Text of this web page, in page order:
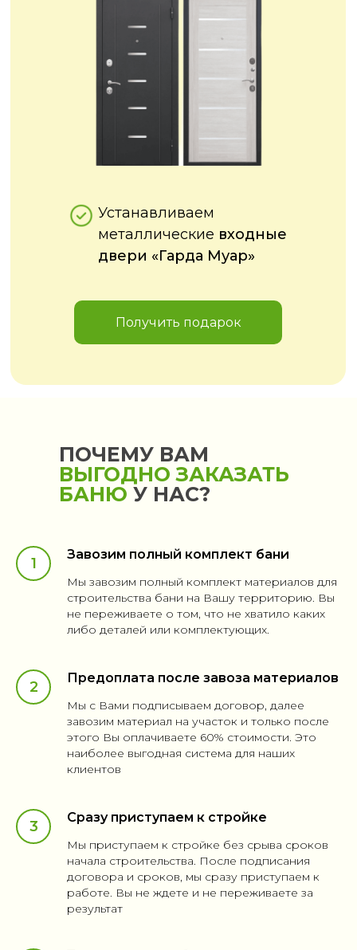
Устанавливаем
металлические входные
двери «Гарда Муар»
Получить подарок
ПОЧЕМУ ВАМ
ВЫГОДНО ЗАКАЗАТЬ
БАНЮ У НАС?
Завозим полный комплект бани
Мы завозим полный комплект материалов для
строительства бани на Вашу территорию. Вы
не переживаете о том, что не хватило каких
либо деталей или комплектующих.
Предоплата после завоза материалов
Мы с Вами подписываем договор, далее
завозим материал на участок и только после
этого Вы оплачиваете 60% стоимости. Это
наиболее выгодная система для наших
клиентов
Сразу приступаем к стройке
Мы приступаем к стройке без срыва сроков
начала строительства. После подписания
договора и сроков, мы сразу приступаем к
работе. Вы не ждете и не переживаете за
результат